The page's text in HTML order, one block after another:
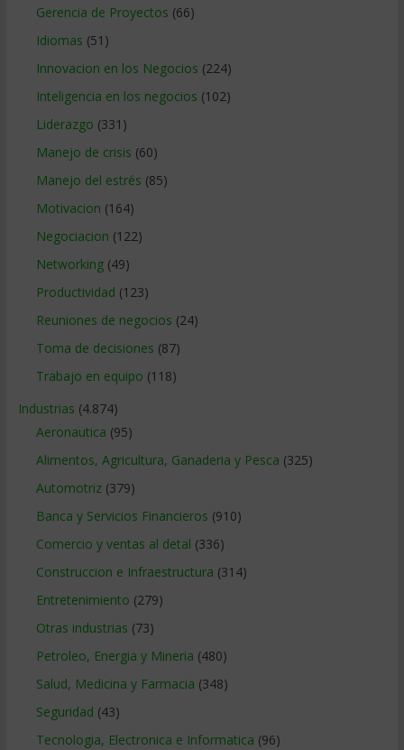
Gerencia de Proyectos (66)
Idiomas (51)
Innovacion en los Negocios (224)
Inteligencia en los negocios (102)
Liderazgo (331)
Manejo de crisis (60)
Manejo del estrés (85)
Motivacion (164)
Negociacion (122)
Networking(49)
Productividad (123)
Reuniones de negocios (24)
Toma de decisiones (87)
Trabajo en equipo (118)
Industrias (4.874)
Aeronautica (95)
Alimentos, Agricultura, Ganaderia y Pesca (325)
Automotriz(379)
Banca y Servicios Financieros (910)
Comercio y ventas al detal (336)
Construccion e Infraestructura (314)
Entretenimiento (279)
Otras industrias (73)
Petroleo, Energia y Mineria (480)
Salud, Medicina y Farmacia (348)
Seguridad (43)
Tecnologia, Electronica e Informatica (96)